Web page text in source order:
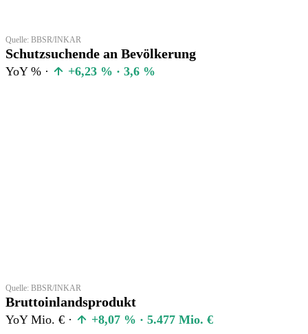
Quelle: BBSR/INKAR
Schutzsuchende an Bevölkerung
YoY % · +6,23 % · 3,6 %
Quelle: BBSR/INKAR
Bruttoinlandsprodukt
YoY Mio. € · +8,07 % · 5.477 Mio. €